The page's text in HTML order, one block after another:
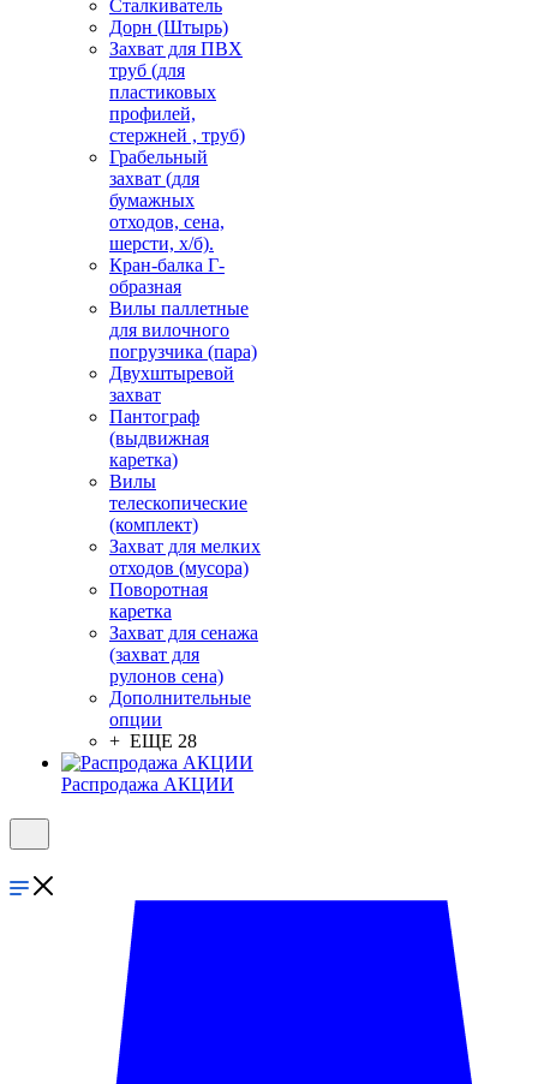
Сталкиватель
Дорн (Штырь)
Захват для ПВХ
труб (для
пластиковых
профилей,
стержней , труб)
Грабельный
захват (для
бумажных
отходов, сена,
шерсти, х/б).
Кран-балка Г-
образная
Вилы паллетные
для вилочного
погрузчика (пара)
Двухштыревой
захват
Пантограф
(выдвижная
каретка)
Вилы
телескопические
(комплект)
Захват для мелких
отходов (мусора)
Поворотная
каретка
Захват для сенажа
(захват для
рулонов сена)
Дополнительные
опции
+ ЕЩЕ 28
Распродажа АКЦИИ